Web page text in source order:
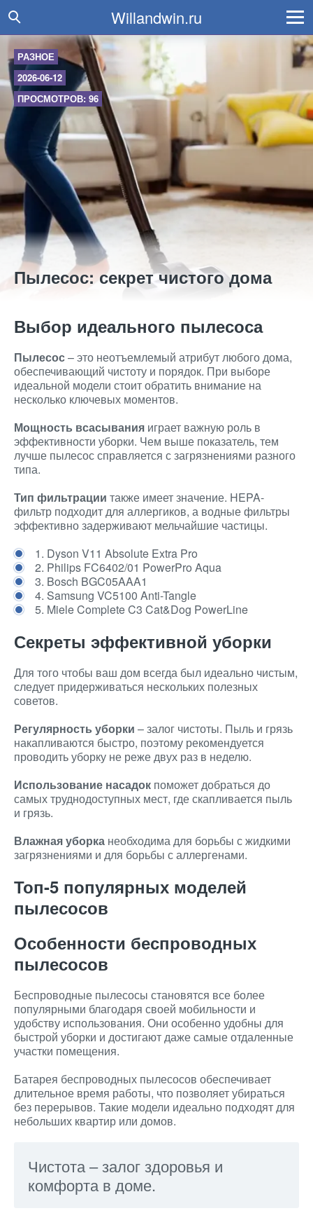
Willandwin.ru
РАЗНОЕ
2026-06-12
ПРОСМОТРОВ: 96
Пылесос: секрет чистого дома
Выбор идеального пылесоса
Пылесос– это неотъемлемый атрибут любого дома,
обеспечивающий чистоту и порядок. При выборе
идеальной модели стоит обратить внимание на
несколько ключевых моментов.
Мощность всасывания играет важную роль в
эффективности уборки. Чем выше показатель, тем
лучше пылесос справляется с загрязнениями разного
типа.
Тип фильтрации также имеет значение. HEPA-
фильтр подходит для аллергиков, а водные фильтры
эффективно задерживают мельчайшие частицы.
1. Dyson V11 Absolute Extra Pro
2. Philips FC6402/01 PowerPro Aqua
3. Bosch BGC05AAA1
4. Samsung VC5100 Anti-Tangle
5. Miele Complete C3 Cat&Dog PowerLine
Секреты эффективной уборки
Для того чтобы ваш дом всегда был идеально чистым,
следует придерживаться нескольких полезных
советов.
Регулярность уборки – залог чистоты. Пыль и грязь
накапливаются быстро, поэтому рекомендуется
проводить уборку не реже двух раз в неделю.
Использование насадок поможет добраться до
самых труднодоступных мест, где скапливается пыль
и грязь.
Влажная уборка необходима для борьбы с жидкими
загрязнениями и для борьбы с аллергенами.
Топ-5 популярных моделей
пылесосов
Особенности беспроводных
пылесосов
Беспроводные пылесосы становятся все более
популярными благодаря своей мобильности и
удобству использования. Они особенно удобны для
быстрой уборки и достигают даже самые отдаленные
участки помещения.
Батарея беспроводных пылесосов обеспечивает
длительное время работы, что позволяет убираться
без перерывов. Такие модели идеально подходят для
небольших квартир или домов.
Чистота – залог здоровья и
комфорта в доме.